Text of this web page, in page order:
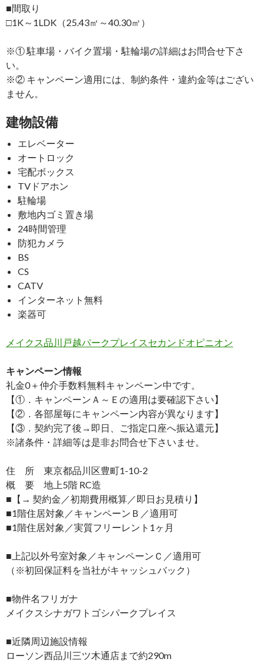
■間取り
□1K～1LDK（25.43㎡～40.30㎡）
※① 駐車場・バイク置場・駐輪場の詳細はお問合せ下さ
い。
※② キャンペーン適用には、制約条件・違約金等はござい
ません。
建物設備
エレベーター
オートロック
宅配ボックス
TVドアホン
駐輪場
敷地内ゴミ置き場
24時間管理
防犯カメラ
BS
CS
CATV
インターネット無料
楽器可
メイクス品川戸越パークプレイスセカンドオピニオン
キャンペーン情報
礼金0＋仲介手数料無料キャンペーン中です。
【①．キャンペーンＡ～Ｅの適用は要確認下さい】
【②．各部屋毎にキャンペーン内容が異なります】
【③．契約完了後→即日、ご指定口座へ振込還元】
※諸条件・詳細等は是非お問合せ下さいませ。
住 所 東京都品川区豊町1-10-2
概 要 地上5階 RC造
■【→ 契約金／初期費用概算／即日お見積り】
■1階住居対象／キャンペーンＢ／適用可
■1階住居対象／実質フリーレント1ヶ月
■上記以外号室対象／キャンペーンＣ／適用可
（※初回保証料を当社がキャッシュバック）
■物件名フリガナ
メイクスシナガワトゴシパークプレイス
■近隣周辺施設情報
ローソン西品川三ツ木通店まで約290m